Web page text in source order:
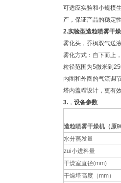
可适应实验和小规模
产，保证产品的稳定
2.实验型造粒喷雾干
雾化头，乔枫双气送
雾化方式：自下而上
粒径范围为5微米到
内圈和外圈的气流调
塔内盖帽设计，更有
3. ， 设备参数
造粒喷雾干燥机（原
水分蒸发量
zui小进料量
干燥室直径(mm)
干燥塔高度（mm）